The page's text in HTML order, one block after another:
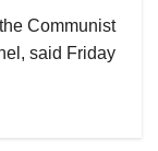
Communist
said Friday